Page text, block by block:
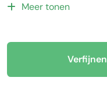
Meer tonen
Verfijnen